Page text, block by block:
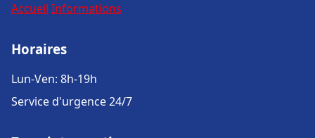
Accueil Informations
Horaires
Lun-Ven: 8h-19h
Service d'urgence 24/7